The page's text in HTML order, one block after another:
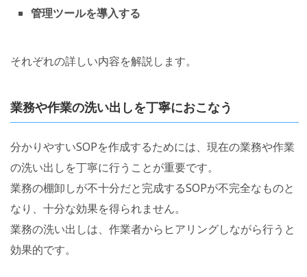
管理ツールを導入する
それぞれの詳しい内容を解説します。
業務や作業の洗い出しを丁寧におこなう
分かりやすいSOPを作成するためには、現在の業務や作業
の洗い出しを丁寧に行うことが重要です。
業務の棚卸しが不十分だと完成するSOPが不完全なものと
なり、十分な効果を得られません。
業務の洗い出しは、作業者からヒアリングしながら行うと
効果的です。